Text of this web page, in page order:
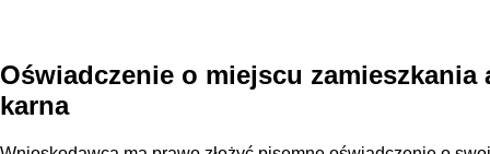
Oświadczenie o miejscu
karna